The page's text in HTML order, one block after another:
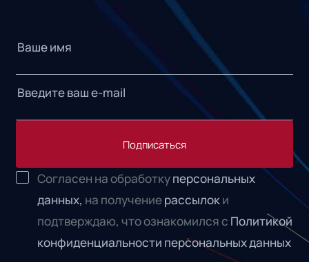
Подписаться
Согласен на обработкуперсональных
данных, на получениерассылоки
подтверждаю, что ознакомился с Политикой
конфиденциальности персональных данных